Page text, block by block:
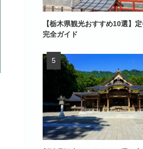
【栃木県観光おすすめ10選】
完全ガイド